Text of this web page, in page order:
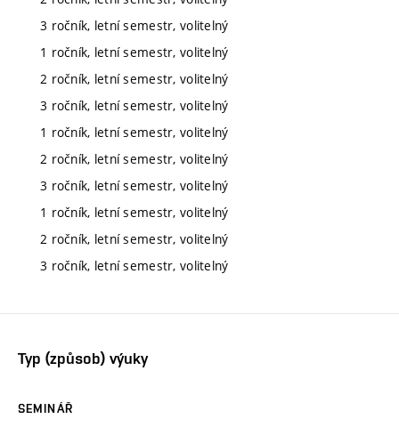
3 ročník, letní semestr, volitelný
1 ročník, letní semestr, volitelný
2 ročník, letní semestr, volitelný
3 ročník, letní semestr, volitelný
1 ročník, letní semestr, volitelný
2 ročník, letní semestr, volitelný
3 ročník, letní semestr, volitelný
1 ročník, letní semestr, volitelný
2 ročník, letní semestr, volitelný
3 ročník, letní semestr, volitelný
Typ (způsob) výuky
SEMINÁŘ